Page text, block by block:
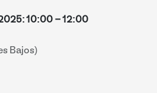
: 10:00 - 12:00
Bajos)